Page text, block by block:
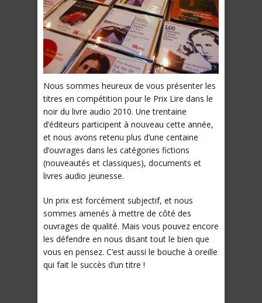
Nous sommes heureux de vous présenter les
titres en compétition pour le Prix Lire dans le
noir du livre audio 2010. Une trentaine
d’éditeurs participent à nouveau cette année,
et nous avons retenu plus d’une centaine
d’ouvrages dans les catégories fictions
(nouveautés et classiques), documents et
livres audio jeunesse.
Un prix est forcément subjectif, et nous
sommes amenés à mettre de côté des
ouvrages de qualité. Mais vous pouvez encore
les défendre en nous disant tout le bien que
vous en pensez. C’est aussi le bouche à oreille
qui fait le succès d’un titre !